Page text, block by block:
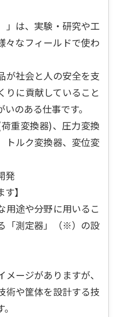
」は、実験・研究や工
々なフィールドで使わ
が社会と人の安全を支
りに貢献していること
のある仕事です。
重変換器)、圧力変換
トルク変換器、変位変
発
】
用途や分野に用いるこ
「測定器」（※）の設
ージがありますが、
術や筐体を設計する技